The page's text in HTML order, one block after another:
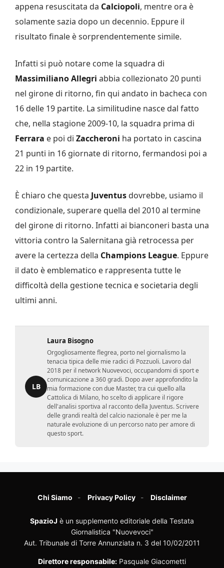
appena resuscitata da Calciopoli, mentre ora è
solamente sazia dopo un decennio. Eppure il
risultato finale è sorprendentemente simile.
Infatti si può notare come la squadra di
Massimiliano Allegri abbia collezionato 20 punti
nel girone di ritorno, fin qui andato in bacheca con
16 delle 19 partite. La similitudine nasce dal fatto
che, nella stagione 2009-10, la squadra prima di
Ferrara e poi di Zaccheroni ha portato in cascina
21 punti in 16 giornate di ritorno, fermandosi poi a
22 in 19 partite.
È chiaro che questa Juventus dovrebbe, usiamo il
condizionale, superare quella del 2010 al termine
del girone di ritorno. Infatti ai bianconeri basta una
vittoria contro la Salernitana già retrocessa per
avere la certezza della Champions League. Eppure
il dato è emblematico e rappresenta tutte le
difficoltà della gestione tecnica e societaria degli
ultimi anni.
LB
Laura Bisogno
Orgogliosamente flegrea, porto nel giornalismo la
tenacia tipica delle mie radici di Pozzuoli. Lavoro dal
2018 per il network Nuovevoci, occupandomi di sport e
comunicazione a 360 gradi. Dopo aver approfondito la
mia formazione con due Master, tra cui quello alla
Cattolica di Milano, ho scelto di applicare il rigore
dell'analisi sportiva al racconto della Juventus. Scrivere
delle grandi realtà del calcio nazionale è per me la
naturale evoluzione di un percorso nato per amore di
questo sport.
Chi Siamo Privacy Policy Disclaimer
SpazioJ è un supplemento editoriale della Testata
Giornalistica "Nuovevoci"
Aut. Tribunale di Torre Annunziata n. 3 del 10/02/2011
Direttore responsabile: Pasquale Giacometti